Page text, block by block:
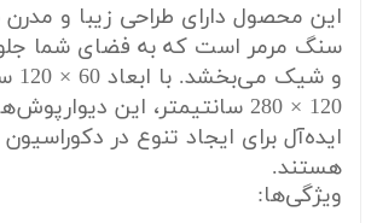
این محصول دارای طراحی زیبا و مدرن
سنگ مرمر است که به فضای شما
و
120 × 280 سانتیمتر، این
ایده‌آل برای ایجاد تنوع در
هستند.
ویژگی‌ها: